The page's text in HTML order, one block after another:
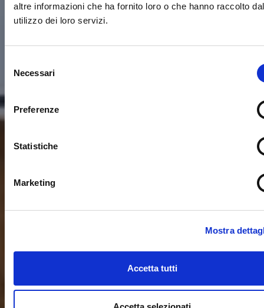
altre informazioni che ha fornito loro o che hanno raccolto
utilizzo dei loro servizi.
delNecessari
Preferenze
Statistiche
Marketing
Mostra
Accetta tutti